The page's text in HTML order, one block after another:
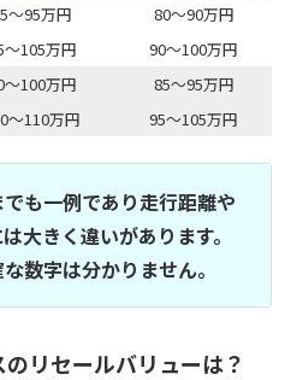
～95万円
80～90万円
～105万円
90～100万円
～100万円
85～95万円
～110万円 95～105万円
も一例であり走行距離や
大きく違いがあります。
数字は分かりません。
リセールバリューは？